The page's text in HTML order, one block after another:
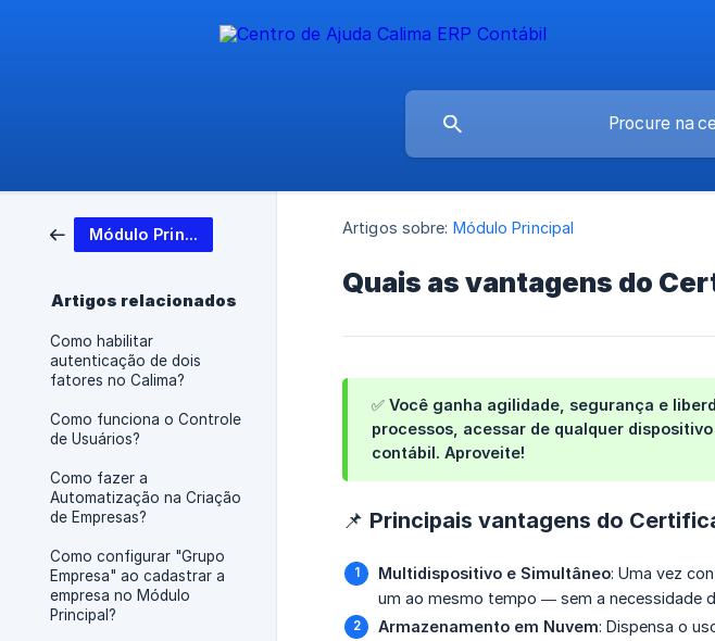
Módulo Principal
Artigos relacionados
Como habilitar
autenticação de dois
fatores no Calima?
Como funciona o Controle
de Usuários?
Como fazer a
Automatização na Criação
de Empresas?
Como configurar "Grupo
Empresa" ao cadastrar a
empresa no Módulo
Principal?
Artigos sobre: Módulo Principal
Quais as vantagens do
✅ Você ganha agilidade, segurança e
processos, acessar de qualquer
contábil. Aproveite!
📌 Principais vantagens do
Multidispositivo e Simultâneo: Uma vez
um ao mesmo tempo — sem a necessidade
Armazenamento em Nuvem: Dispensa o